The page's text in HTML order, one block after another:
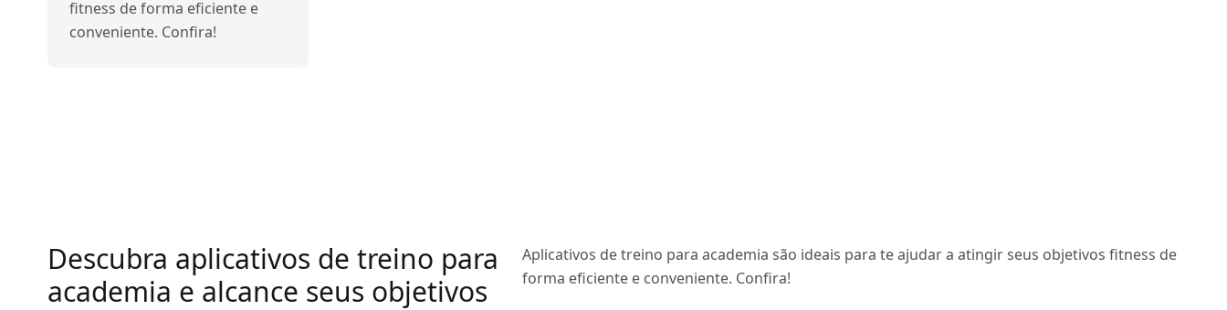
fitness de forma eficiente e
conveniente. Confira!
Descubra aplicativos de treino para
academia e alcance seus objetivos
Aplicativos de treino para academia são ideais para te ajudar a atingir seus objetivos fitness de
forma eficiente e conveniente. Confira!